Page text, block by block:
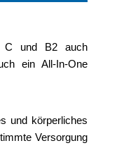
C und B2 auch
ein All-In-One
und körperliches
Versorgung